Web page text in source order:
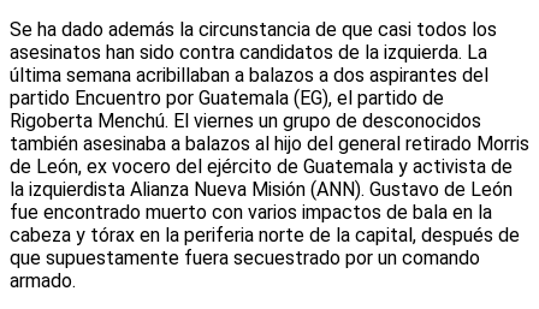
Se ha dado además la circunstancia de que casi todos los
asesinatos han sido contra candidatos de la izquierda. La
última semana acribillaban a balazos a dos aspirantes del
partido Encuentro por Guatemala (EG), el partido de
Rigoberta Menchú. El viernes un grupo de desconocidos
también asesinaba a balazos al hijo del general retirado Morris
de León, ex vocero del ejército de Guatemala y activista de
la izquierdista Alianza Nueva Misión (ANN). Gustavo de León
fue encontrado muerto con varios impactos de bala en la
cabeza y tórax en la periferia norte de la capital, después de
que supuestamente fuera secuestrado por un comando
armado.